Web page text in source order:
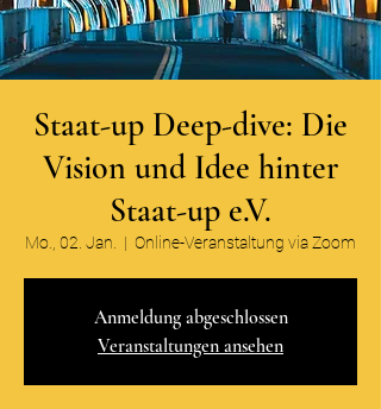
Staat-up Deep-dive: Die
Vision und Idee hinter
Staat-up e.V.
Mo., 02. Jan.
  |
Online-Veranstaltung via Zoom
Anmeldung abgeschlossen
Veranstaltungen ansehen